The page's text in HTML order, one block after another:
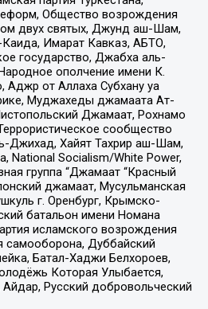
Общество возрождения
двух святых, Джунд аш-Шам,
Имарат Кавказ, АБТО,
государство, Джабха аль-
ополчение имени К.
от Аллаха Субхану уа
Муджахеды джамаата Ат-
Джамаат, Рохнамо
сообщество
Джихад, Хайят Тахрир аш-Шам,
National Socialism/White Power,
группа “Джамаат “Красный
джамаат, Мусульманская
г. Оренбург, Крымско-
батальон имени Номана
исламского возрождения
самооборона, Дуббайский
Батал-Хаджи Белхороев,
Которая Улыбается,
Русский добровольческий